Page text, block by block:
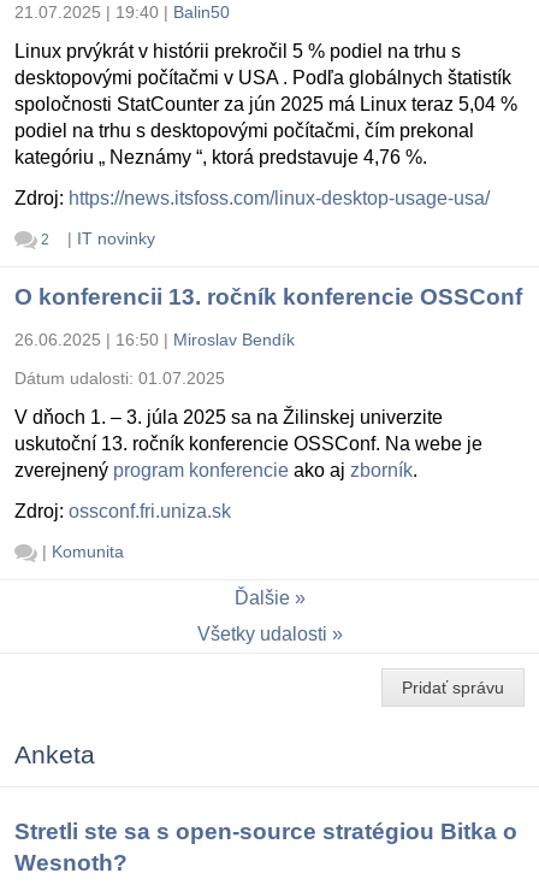
21.07.2025 | 19:40 | Balin50
Linux prvýkrát v histórii prekročil 5 % podiel na trhu s
desktopovými počítačmi v USA . Podľa globálnych štatistík
spoločnosti StatCounter za jún 2025 má Linux teraz 5,04 %
podiel na trhu s desktopovými počítačmi, čím prekonal
kategóriu „ Neznámy “, ktorá predstavuje 4,76 %.
Zdroj: https://news.itsfoss.com/linux-desktop-usage-usa/
2 | IT novinky
O konferencii 13. ročník konferencie OSSConf
26.06.2025 | 16:50 | Miroslav Bendík
Dátum udalosti: 01.07.2025
V dňoch 1. – 3. júla 2025 sa na Žilinskej univerzite
uskutoční 13. ročník konferencie OSSConf. Na webe je
zverejnený program konferencie ako aj zborník.
Zdroj: ossconf.fri.uniza.sk
| Komunita
Ďalšie
Všetky udalosti
Pridať správu
Anketa
Stretli ste sa s open-source stratégiou Bitka o
Wesnoth?